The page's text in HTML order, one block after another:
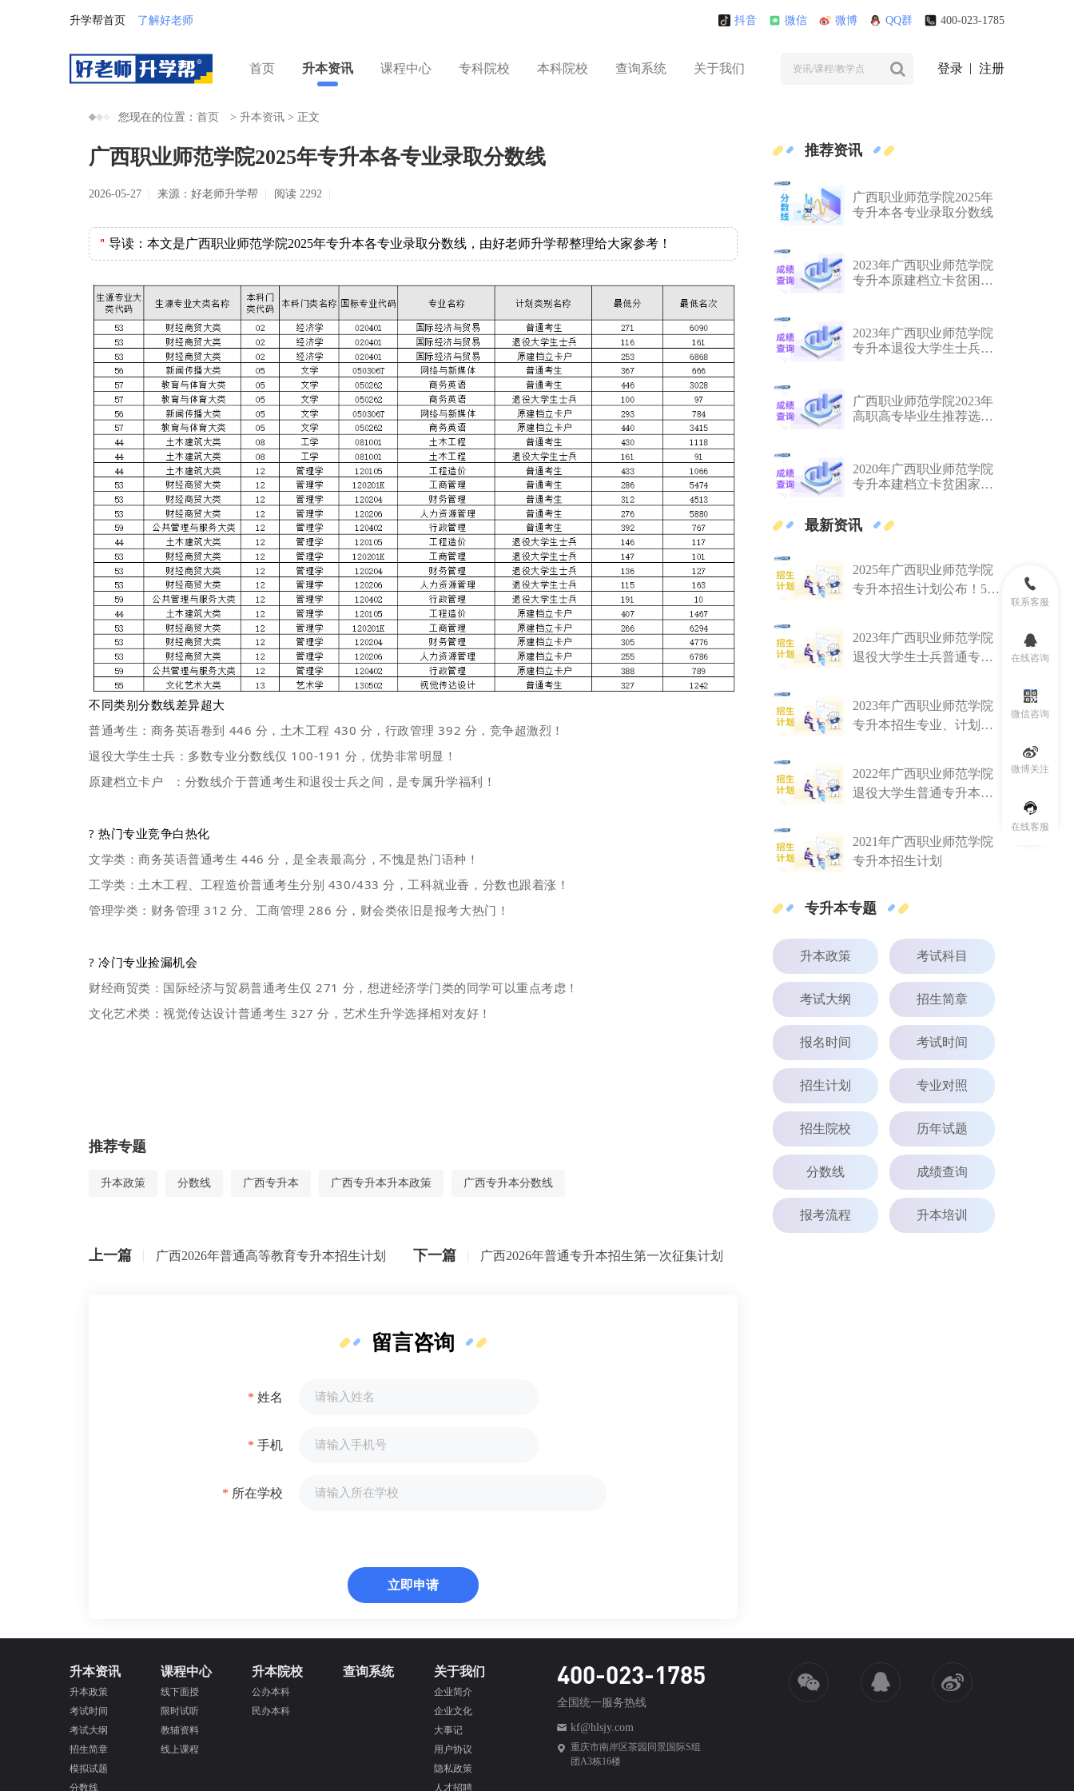
升学帮首页 了解好老师 抖音 微信 微博 QQ群 400-023-1785
首页 升本资讯 课程中心 专科院校 本科院校 查询系统 关于我们 登录 注册
联系客服
在线咨询
微信咨询
微博关注
在线客服
您现在的位置： 首页 > 升本资讯 > 正文
广西职业师范学院2025年专升本各专业录取分数线
2026-05-27 来源：好老师升学帮 阅读 2292
＂ 导读： 本文是广西职业师范学院2025年专升本各专业录取分数线，由好老师升学帮整理给大家参考！
不同类别分数线差异超大
普通考生：商务英语卷到 446 分，土木工程 430 分，行政管理 392 分，竞争超激烈！
退役大学生士兵：多数专业分数线仅 100-191 分，优势非常明显！
原建档立卡户
：分数线介于普通考生和退役士兵之间，是专属升学福利！
?热门专业竞争白热化
文学类：商务英语普通考生 446 分，是全表最高分，不愧是热门语种！
工学类：土木工程、工程造价普通考生分别 430/433 分，工科就业香，分数也跟着涨！
管理学类：财务管理 312 分、工商管理 286 分，财会类依旧是报考大热门！
?冷门专业捡漏机会
财经商贸类：国际经济与贸易普通考生仅 271 分，想进经济学门类的同学可以重点考虑！
文化艺术类：视觉传达设计普通考生 327 分，艺术生升学选择相对友好！
推荐专题
升本政策 分数线 广西专升本 广西专升本升本政策 广西专升本分数线
上一篇 广西2026年普通高等教育专升本招生计划 下一篇 广西2026年普通专升本招生第一次征集计划
留言咨询
* 姓名
* 手机
* 所在学校
立即申请
推荐资讯
广西职业师范学院2025年
专升本各专业录取分数线
2023年广西职业师范学院
专升本原建档立卡贫困家
2023年广西职业师范学院
专升本退役大学生士兵推
广西职业师范学院2023年
高职高专毕业生推荐选拔
2020年广西职业师范学院
专升本建档立卡贫困家庭
最新资讯
2025年广西职业师范学院
专升本招生计划公布！500
2023年广西职业师范学院
退役大学生士兵普通专升
2023年广西职业师范学院
专升本招生专业、计划和
2022年广西职业师范学院
退役大学生普通专升本招
2021年广西职业师范学院
专升本招生计划
专升本专题
升本政策 考试科目
考试大纲 招生简章
报名时间 考试时间
招生计划 专业对照
招生院校 历年试题
分数线 成绩查询
报考流程 升本培训
升本资讯
升本政策
考试时间
考试大纲
招生简章
模拟试题
分数线
课程中心
线下面授
限时试听
教辅资料
线上课程
升本院校
公办本科
民办本科
查询系统 关于我们
企业简介
企业文化
大事记
用户协议
隐私政策
人才招聘
400-023-1785
全国统一服务热线
kf@hlsjy.com
重庆市南岸区茶园同景国际S组
团A3栋16楼